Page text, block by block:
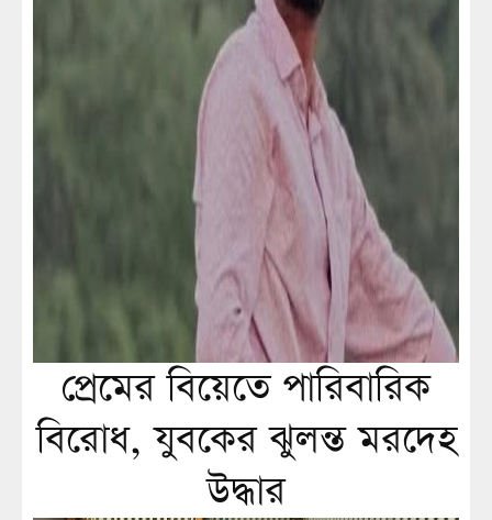
প্রেমের বিয়েতে পারিবারিক
বিরোধ, যুবকের ঝুলন্ত মরদেহ
উদ্ধার